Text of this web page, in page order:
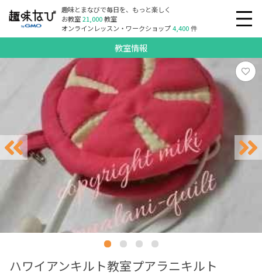
趣味とまなびで毎日を、もっと楽しく
お教室21,000教室
オンラインレッスン・ワークショップ4,400件
教室情報
ハワイアンキルト教室プアラニキルト